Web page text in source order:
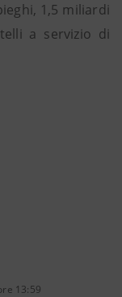
1,5 miliardi
a servizio di
13:59